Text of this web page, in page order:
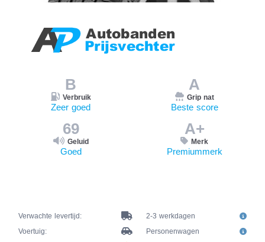
B
Verbruik
Zeer goed
A
Grip nat
Beste score
69
Geluid
Goed
A+
Merk
Premiummerk
Verwachte levertijd:
2-3 werkdagen
Voertuig:
Personenwagen